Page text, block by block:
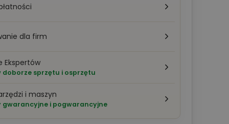
dla firm
Ekspertów
doborze sprzętu i osprzętu
i maszyn
gwarancyjne i pogwarancyjne